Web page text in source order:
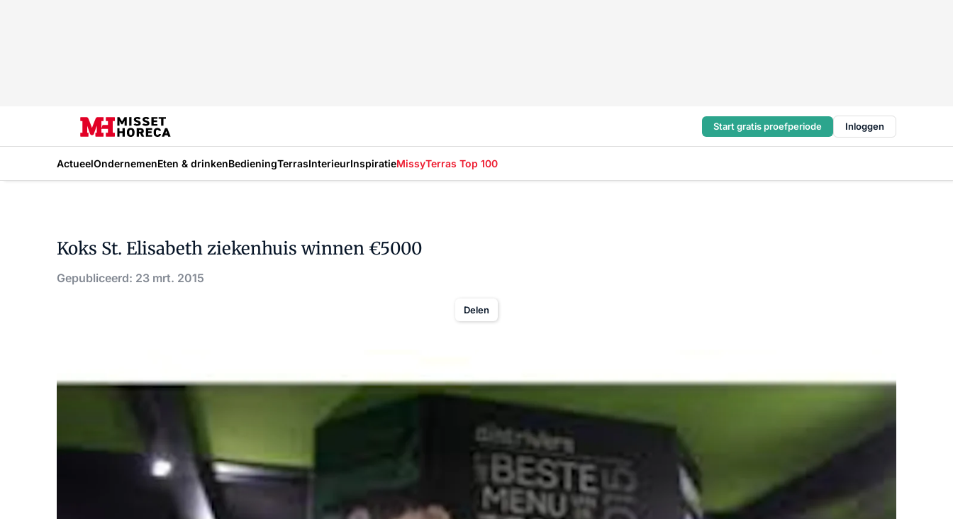
Start gratis proefperiode Inloggen
ActueelOndernemenEten & drinkenBedieningTerrasInterieurInspiratieMissyTerras Top 100
Koks St. Elisabeth ziekenhuis winnen €5000
Gepubliceerd: 23 mrt. 2015
Delen